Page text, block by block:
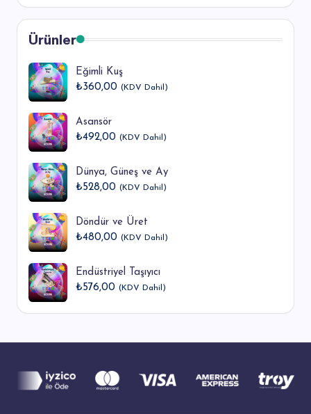
Ürünler
Eğimli Kuş
₺360,00 (KDV Dahil)
Asansör
₺492,00 (KDV Dahil)
Dünya, Güneş ve Ay
₺528,00 (KDV Dahil)
Döndür ve Üret
₺480,00 (KDV Dahil)
Endüstriyel Taşıyıcı
₺576,00 (KDV Dahil)